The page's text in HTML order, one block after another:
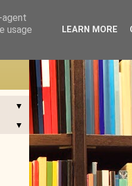
▼
▼
agent
usage
LEARN MORE